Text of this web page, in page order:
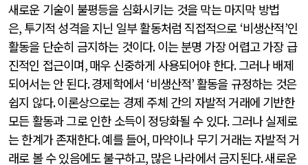
새로운 기술이 불평등을 심화시키는 것을 막는 마지막 방법
은, 투기적 성격을 지닌 일부 활동처럼 직접적으로 ‘비생산적’인
활동을 단순히 금지하는 것이다.이는 분명 가장 어렵고 가장 급
진적인 접근이며,매우 신중하게 사용되어야 한다.그러나 배제
되어서는 안 된다.경제학에서 ‘비생산적’활동을 규정하는 것은
쉽지 않다.이론상으로는 경제 주체 간의 자발적 거래에 기반한
모든 활동과 그로 인한 소득이 정당화될 수 있다.그러나 실제로
는 한계가 존재한다.예를 들어, 마약이나 무기 거래는 자발적 거
래로 볼 수 있음에도 불구하고, 많은 나라에서 금지된다.새로운